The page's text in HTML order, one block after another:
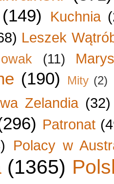
(149) Kuchnia
Leszek
(11)
(190) Mity (2)
Zelandia (32)
Patronat
Polacy w
(1365)